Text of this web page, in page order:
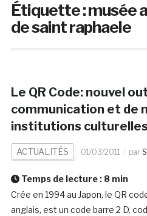
Étiquette :musée
de saint raphaele
Le QR Code: nouvel
communication et de
institutions culturelles
ACTUALITÉS 01/03/2011 par
Temps de lecture : 8 min
Crée en 1994 au Japon, le QR
anglais, est un code barre 2 D,